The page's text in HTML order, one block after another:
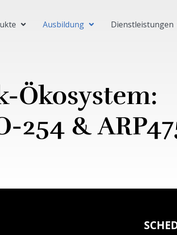
Ausbildung Dienstleistungen
Ökosystem:
254 &